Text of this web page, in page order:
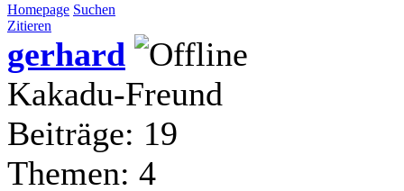
Homepage Suchen
Zitieren
gerhard
Kakadu-Freund
Beiträge: 19
Themen: 4